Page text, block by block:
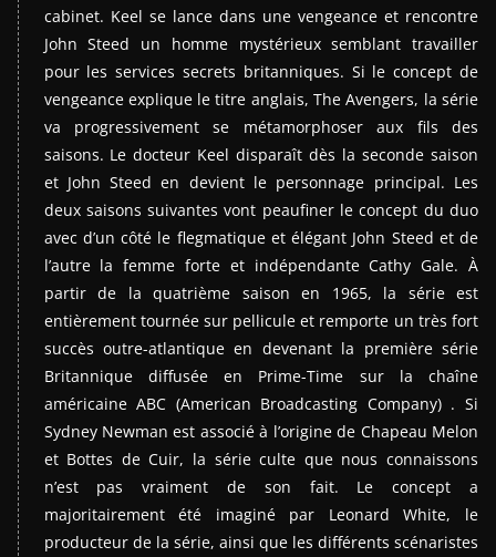
cabinet. Keel se lance dans une vengeance et rencontre
John Steed un homme mystérieux semblant travailler
pour les services secrets britanniques. Si le concept de
vengeance explique le titre anglais, The Avengers, la série
va progressivement se métamorphoser aux fils des
saisons. Le docteur Keel disparaît dès la seconde saison
et John Steed en devient le personnage principal. Les
deux saisons suivantes vont peaufiner le concept du duo
avec d’un côté le flegmatique et élégant John Steed et de
l’autre la femme forte et indépendante Cathy Gale. À
partir de la quatrième saison en 1965, la série est
entièrement tournée sur pellicule et remporte un très fort
succès outre-atlantique en devenant la première série
Britannique diffusée en Prime-Time sur la chaîne
américaine ABC (American Broadcasting Company) . Si
Sydney Newman est associé à l’origine de Chapeau Melon
et Bottes de Cuir, la série culte que nous connaissons
n’est pas vraiment de son fait. Le concept a
majoritairement été imaginé par Leonard White, le
producteur de la série, ainsi que les différents scénaristes